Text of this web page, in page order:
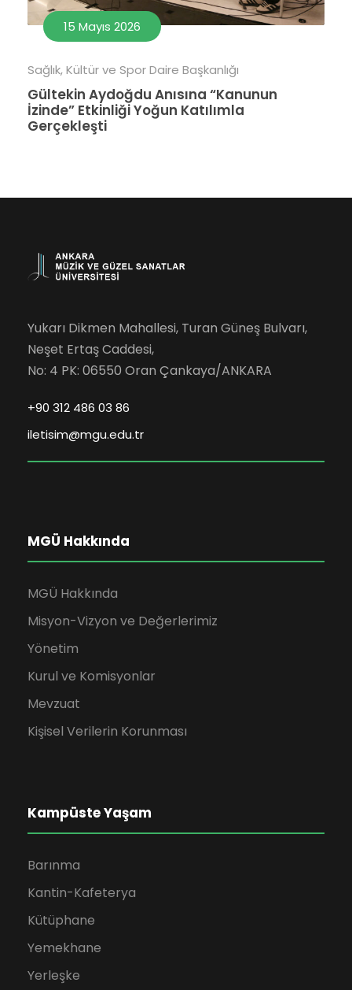
15 Mayıs 2026
Sağlık, Kültür ve Spor Daire Başkanlığı
Gültekin Aydoğdu Anısına “Kanunun
İzinde” Etkinliği Yoğun Katılımla
Gerçekleşti
Yukarı Dikmen Mahallesi, Turan Güneş Bulvarı,
Neşet Ertaş Caddesi,
No: 4 PK: 06550 Oran Çankaya/ANKARA
+90 312 486 03 86
iletisim@mgu.edu.tr
MGÜ Hakkında
MGÜ Hakkında
Misyon-Vizyon ve Değerlerimiz
Yönetim
Kurul ve Komisyonlar
Mevzuat
Kişisel Verilerin Korunması
Kampüste Yaşam
Barınma
Kantin-Kafeterya
Kütüphane
Yemekhane
Yerleşke